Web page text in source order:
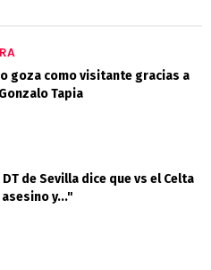
goza como visitante gracias a
Tapia
DT de Sevilla dice que vs el Celta
y..."